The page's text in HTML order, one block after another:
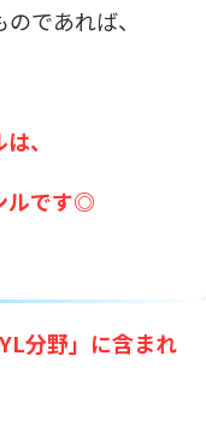
であれば、
、
ルです◎
分野」に含まれ